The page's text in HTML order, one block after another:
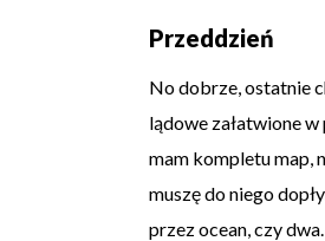
Przeddzień
No dobrze, ostatnie
lądowe załatwione
mam kompletu map,
muszę do niego
przez ocean, czy